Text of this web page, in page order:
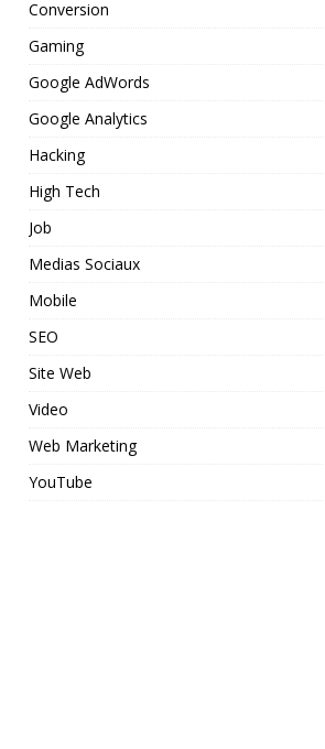
Conversion
Gaming
Google AdWords
Google Analytics
Hacking
High Tech
Job
Medias Sociaux
Mobile
SEO
Site Web
Video
Web Marketing
YouTube